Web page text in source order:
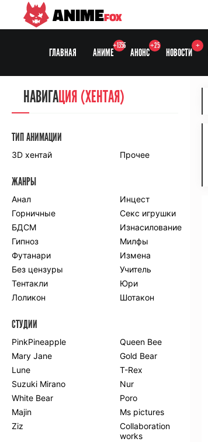
ANIMEFOX
ГЛАВНАЯ АНИМЕ
+1356
АНОНС
+25
НОВОСТИ
+
НАВИГАЦИЯ
СЕЗОНЫ
Anidub
Animedia
Kansai studio
Onibaku
Shiza project
ПО ЖАНРАМ
Комедия
Приключения
Романтика
Школа
Этти
Боевые
искусства
Гарем
Драма
Игры
Исторический
Магия
Фантастика
Фэнтези
Мистика
Попаданцы в
другой мир
Хентай
ПО ГОДУ
НАВИГАЦИЯ (ХЕНТАЯ)
ТИП АНИМАЦИИ
3D хентай Прочее
ЖАНРЫ
Анал
Инцест
Горничные
Секс игрушки
БДСМ
Изнасилование
Гипноз
Милфы
Футанари
Измена
Без цензуры
Учитель
Тентакли
Юри
Лоликон
Шотакон
СТУДИИ
PinkPineapple
Queen Bee
Mary Jane
Gold Bear
Lune
T-Rex
Suzuki Mirano
Nur
White Bear
Poro
Majin
Ms pictures
Ziz
Collaboration
works